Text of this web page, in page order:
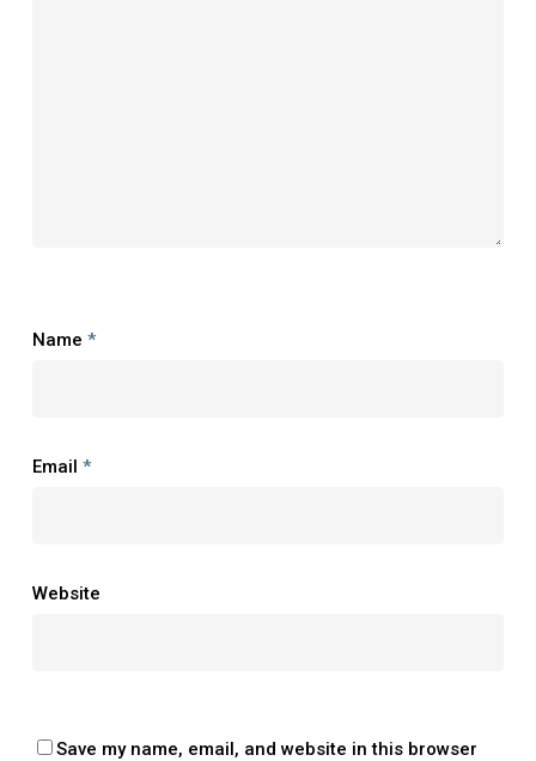
Name *
Email *
Website
Save my name, email, and website in this browser